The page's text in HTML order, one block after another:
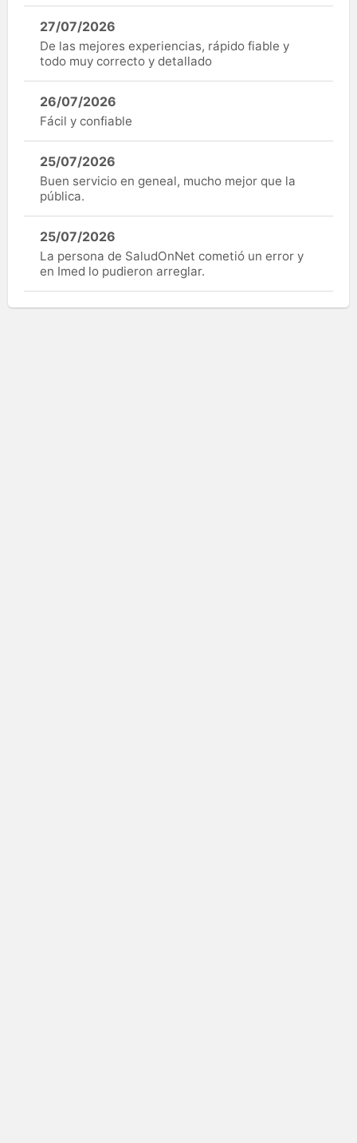
27/07/2026
De las mejores experiencias, rápido fiable y
todo muy correcto y detallado
26/07/2026
Fácil y confiable
25/07/2026
Buen servicio en geneal, mucho mejor que la
pública.
25/07/2026
La persona de SaludOnNet cometió un error y
en Imed lo pudieron arreglar.